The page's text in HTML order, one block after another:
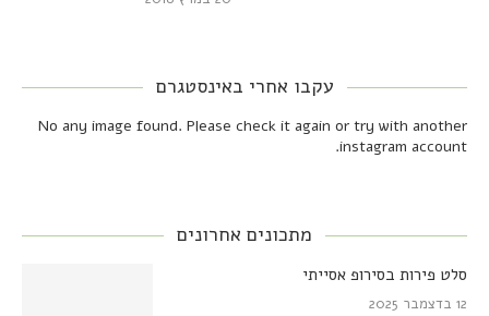
עקבו אחרי באינסטגרם
No any image found. Please check it again or try with another
instagram account.
מתכונים אחרונים
סלט פירות בסירופ אסייתי
12 בדצמבר 2025